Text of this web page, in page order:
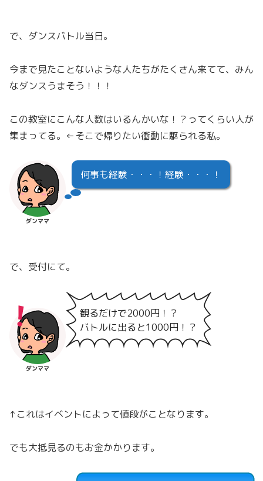
で、ダンスバトル当日。
今まで見たことないような人たちがたくさん来てて、みん
なダンスうまそう！！！
この教室にこんな人数はいるんかいな！？ってくらい人が
集まってる。←そこで帰りたい衝動に駆られる私。
ダンママ
何事も経験・・・！経験・・・！
で、受付にて。
ダンママ
観るだけで2000円！？
バトルに出ると1000円！？
↑これはイベントによって値段がことなります。
でも大抵見るのもお金かかります。